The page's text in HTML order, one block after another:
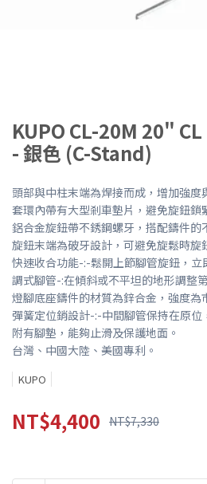
KUPO CL-20M 20"
- 銀色 (C-Stand)
頭部與中柱末端為焊接而成，增加強度
套環內帶有大型剎車墊片，避免旋鈕鎖
鋁合金旋鈕帶不銹鋼螺牙，搭配鑄件的
旋鈕末端為破牙設計，可避免旋鬆時旋
快速收合功能-:-鬆開上節腳管旋鈕，立
調式腳管-:在傾斜或不平坦的地形調整
燈腳底座鑄件的材質為鋅合金，強度為
彈簧定位銷設計-:-中間腳管保持在原位
附有腳墊，能夠止滑及保護地面。
台灣、中國大陸、美國專利。
KUPO
NT$4,400 NT$7,330